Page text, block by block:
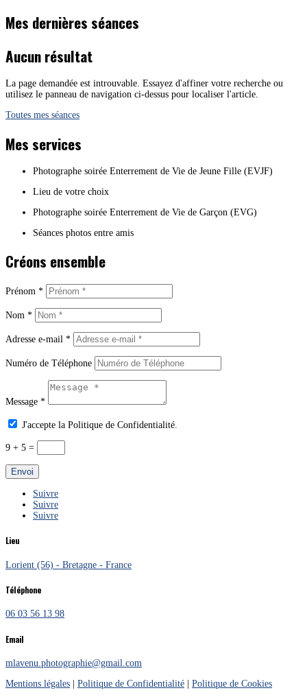
Mes dernières séances
Aucun résultat
La page demandée est introuvable. Essayez d'affiner votre recherche ou
utilisez le panneau de navigation ci-dessus pour localiser l'article.
Toutes mes séances
Mes services
Photographe soirée Enterrement de Vie de Jeune Fille (EVJF)
Lieu de votre choix
Photographe soirée Enterrement de Vie de Garçon (EVG)
Séances photos entre amis
Créons ensemble
Prénom *
Nom *
Adresse e-mail *
Numéro de Téléphone
Message *
J'accepte la Politique de Confidentialité.
9 + 5 =
Envoi
Suivre
Suivre
Suivre
Lieu
Lorient (56) - Bretagne - France
Téléphone
06 03 56 13 98
Email
mlavenu.photographie@gmail.com
Mentions légales
Politique de Confidentialité Politique de Cookies